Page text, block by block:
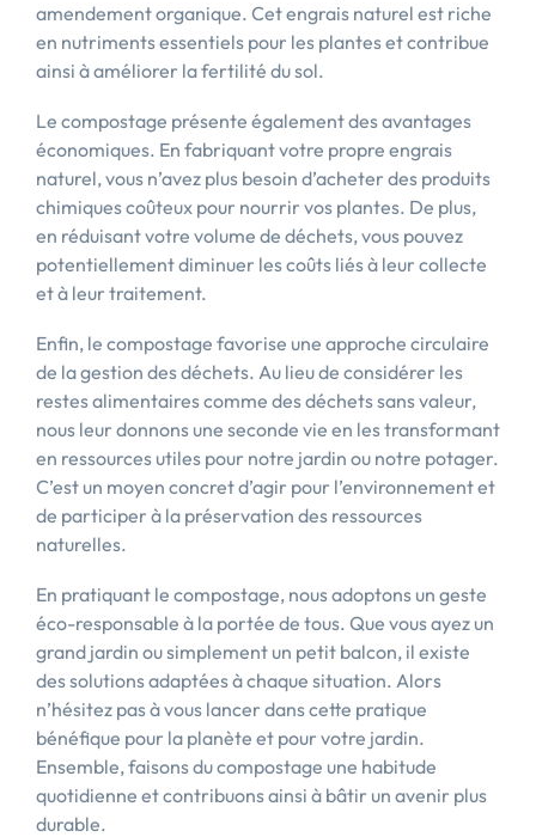
amendement organique. Cet engrais naturel est riche
en nutriments essentiels pour les plantes et contribue
ainsi à améliorer la fertilité du sol.
Le compostage présente également des avantages
économiques. En fabriquant votre propre engrais
naturel, vous n’avez plus besoin d’acheter des produits
chimiques coûteux pour nourrir vos plantes. De plus,
en réduisant votre volume de déchets, vous pouvez
potentiellement diminuer les coûts liés à leur collecte
et à leur traitement.
Enfin, le compostage favorise une approche circulaire
de la gestion des déchets. Au lieu de considérer les
restes alimentaires comme des déchets sans valeur,
nous leur donnons une seconde vie en les transformant
en ressources utiles pour notre jardin ou notre potager.
C’est un moyen concret d’agir pour l’environnement et
de participer à la préservation des ressources
naturelles.
En pratiquant le compostage, nous adoptons un geste
éco-responsable à la portée de tous. Que vous ayez un
grand jardin ou simplement un petit balcon, il existe
des solutions adaptées à chaque situation. Alors
n’hésitez pas à vous lancer dans cette pratique
bénéfique pour la planète et pour votre jardin.
Ensemble, faisons du compostage une habitude
quotidienne et contribuons ainsi à bâtir un avenir plus
durable.